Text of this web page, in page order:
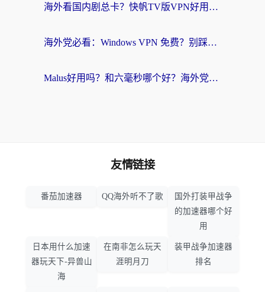
海外看国内剧总卡？快帆TV版VPN好用吗？和快滚VPN对比哪个回国效果更好？
海外党必看：Windows VPN 免费？别踩坑！教你选对好用的国内加速器无缝回国
Malus好用吗？和六毫秒哪个好？海外党选回国加速器的避坑指南
友情链接
番茄加速器 QQ海外听不了歌
国外打装甲战争
的加速器哪个好
用
日本用什么加速
器玩天下-异兽山
海
在南非怎么玩天
涯明月刀
装甲战争加速器
排名